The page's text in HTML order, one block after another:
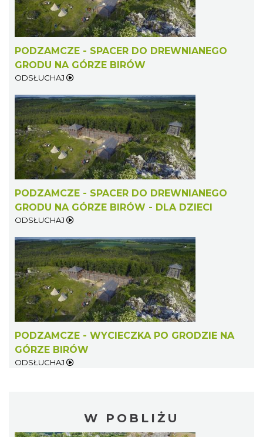
PODZAMCZE - SPACER DO DREWNIANEGO
GRODU NA GÓRZE BIRÓW
ODSŁUCHAJ
PODZAMCZE - SPACER DO DREWNIANEGO
GRODU NA GÓRZE BIRÓW - DLA DZIECI
ODSŁUCHAJ
PODZAMCZE - WYCIECZKA PO GRODZIE NA
GÓRZE BIRÓW
ODSŁUCHAJ
W POBLIŻU